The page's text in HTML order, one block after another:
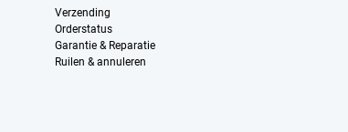
Verzending
Orderstatus
Garantie & Reparatie
Ruilen & annuleren